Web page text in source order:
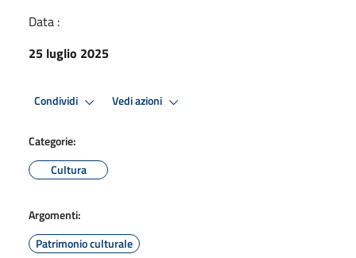
Data :
25 luglio 2025
Condividi Vedi azioni
Categorie:
Cultura
Argomenti:
Patrimonio culturale